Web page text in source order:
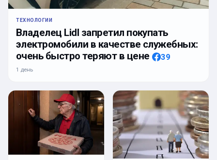
ТЕХНОЛОГИИ
Владелец Lidl запретил покупать
электромобили в качестве служебных:
очень быстро теряют в цене
39
1 день